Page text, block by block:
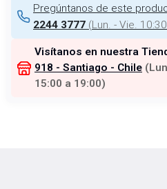
Pregúntanos de este
2244 3777 (Lun. - Vie.
Visítanos en nuestra
918 - Santiago - Chile (
15:00 a 19:00)